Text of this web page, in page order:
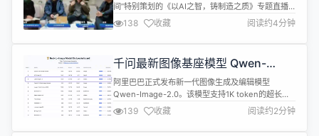
间”特别策划的《以AI之智，铸制造之质》专题直播
顺利举行。本次直播聚焦人工智能与制造业深度融
合，邀请多位行业专家与企业代表，共同探讨工业数
智化转型的新路径、新实践。熙流数字科技CEO牟熙
话，分享国产工业软件的创新突破与AI赋能制造业的
前沿探索。 在直播中，牟熙围绕...
138 收藏 阅读约4分钟
千问最新图像基座模型 Qwen-
Image-2.0 正式发布
阿里巴巴正式发布新一代图像生成及编辑模型
Qwen-Image-2.0。该模型支持1K token的超长文
字输入和2K高分辨率，可准确渲染复杂指令。
Qwen-Image-2.0主要特色包括： 更专业的文字渲
染：1k token指令支持，直出专业信息图，包括PPT/
139 收藏 阅读约2分钟